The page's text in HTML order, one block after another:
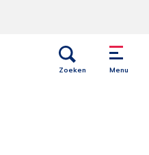
Open
Zoeken
Menu
links
Menu